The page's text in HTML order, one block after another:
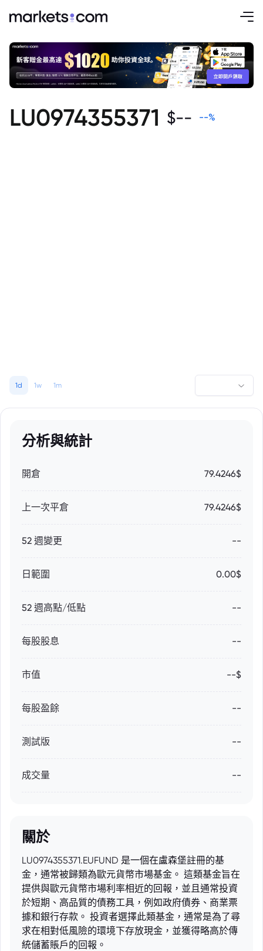
LU0974355371 $-- --%
1d 1w 1m
分析與統計
開倉 79.4246$
上一次平倉 79.4246$
52 週變更 --
日範圍 0.00$
52 週高點/低點 --
每股股息 --
市值 --$
每股盈餘 --
測試版 --
成交量 --
關於
LU0974355371.EUFUND 是一個在盧森堡註冊的基
金，通常被歸類為歐元貨幣市場基金。 這類基金旨在
提供與歐元貨幣市場利率相近的回報，並且通常投資
於短期、高品質的債務工具，例如政府債券、商業票
據和銀行存款。 投資者選擇此類基金，通常是為了尋
求在相對低風險的環境下存放現金，並獲得略高於傳
統儲蓄賬戶的回報。